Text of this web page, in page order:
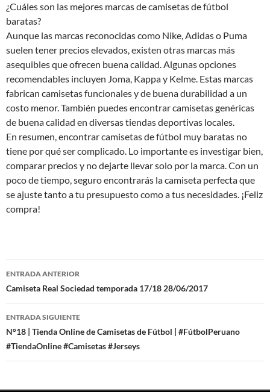
¿Cuáles son las mejores marcas de camisetas de fútbol
baratas?
Aunque las marcas reconocidas como Nike, Adidas o Puma
suelen tener precios elevados, existen otras marcas más
asequibles que ofrecen buena calidad. Algunas opciones
recomendables incluyen Joma, Kappa y Kelme. Estas marcas
fabrican camisetas funcionales y de buena durabilidad a un
costo menor. También puedes encontrar camisetas genéricas
de buena calidad en diversas tiendas deportivas locales.
En resumen, encontrar camisetas de fútbol muy baratas no
tiene por qué ser complicado. Lo importante es investigar bien,
comparar precios y no dejarte llevar solo por la marca. Con un
poco de tiempo, seguro encontrarás la camiseta perfecta que
se ajuste tanto a tu presupuesto como a tus necesidades. ¡Feliz
compra!
Navegación
de
entradas
ENTRADA ANTERIOR
Camiseta Real Sociedad temporada 17/18 28/06/2017
ENTRADA SIGUIENTE
N°18 | Tienda Online de Camisetas de Fútbol | #FútbolPeruano
#TiendaOnline #Camisetas #Jerseys